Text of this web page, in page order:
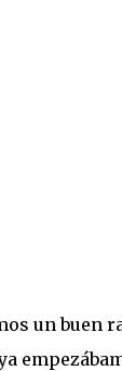
un buen